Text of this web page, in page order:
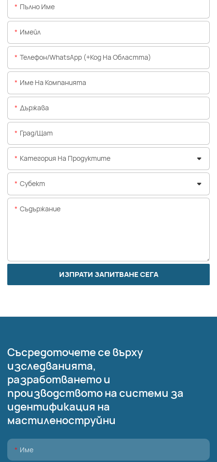
Пълно Име
Имейл
Телефон/WhatsApp (+Код На Областта)
Име На Компанията
Държава
Град/щат
Категория На Продуктите
Субект
Съдържание
ИЗПРАТИ ЗАПИТВАНЕ СЕГА
Съсредоточете се върху
изследванията,
разработването и
производството на системи за
идентификация на
мастиленоструйни
Име